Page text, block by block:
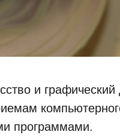
и графический
программами.